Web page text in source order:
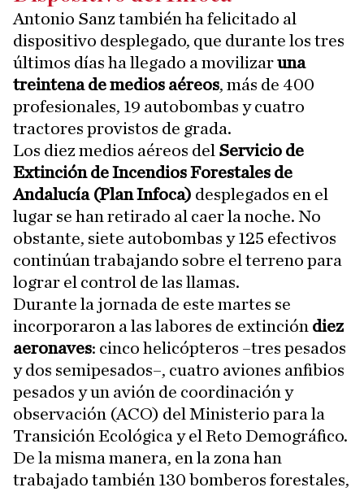
Antonio Sanz también ha felicitado al
dispositivo desplegado, que durante los tres
últimos días ha llegado a movilizaruna
treintena de medios aéreos, más de 400
profesionales, 19 autobombas y cuatro
tractores provistos de grada.
Los diez medios aéreos del Servicio de
Extinción de Incendios Forestales de
Andalucía (Plan Infoca) desplegados en el
lugar se han retirado al caer la noche. No
obstante, siete autobombas y 125 efectivos
continúan trabajando sobre el terreno para
lograr el control de las llamas.
Durante la jornada de este martes se
incorporaron a las labores de extinción diez
aeronaves: cinco helicópteros –tres pesados
y dos semipesados–, cuatro aviones anfibios
pesados y un avión de coordinación y
observación (ACO) del Ministerio para la
Transición Ecológica y el Reto Demográfico.
De la misma manera, en la zona han
trabajado también 130 bomberos forestales,